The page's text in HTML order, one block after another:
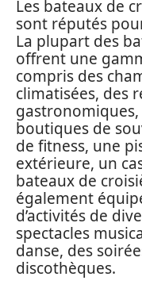
Les bateaux de
sont réputés
La plupart des
offrent une
compris des
climatisées, des
gastronomiques,
boutiques de
de fitness, une
extérieure, un
bateaux de
également
d’activités de
spectacles
danse, des
discothèques.